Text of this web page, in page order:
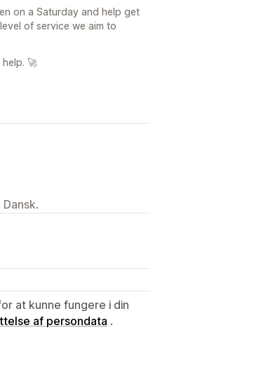
on a Saturday and help get
of service we aim to
🚀
at kunne fungere i din
af persondata .